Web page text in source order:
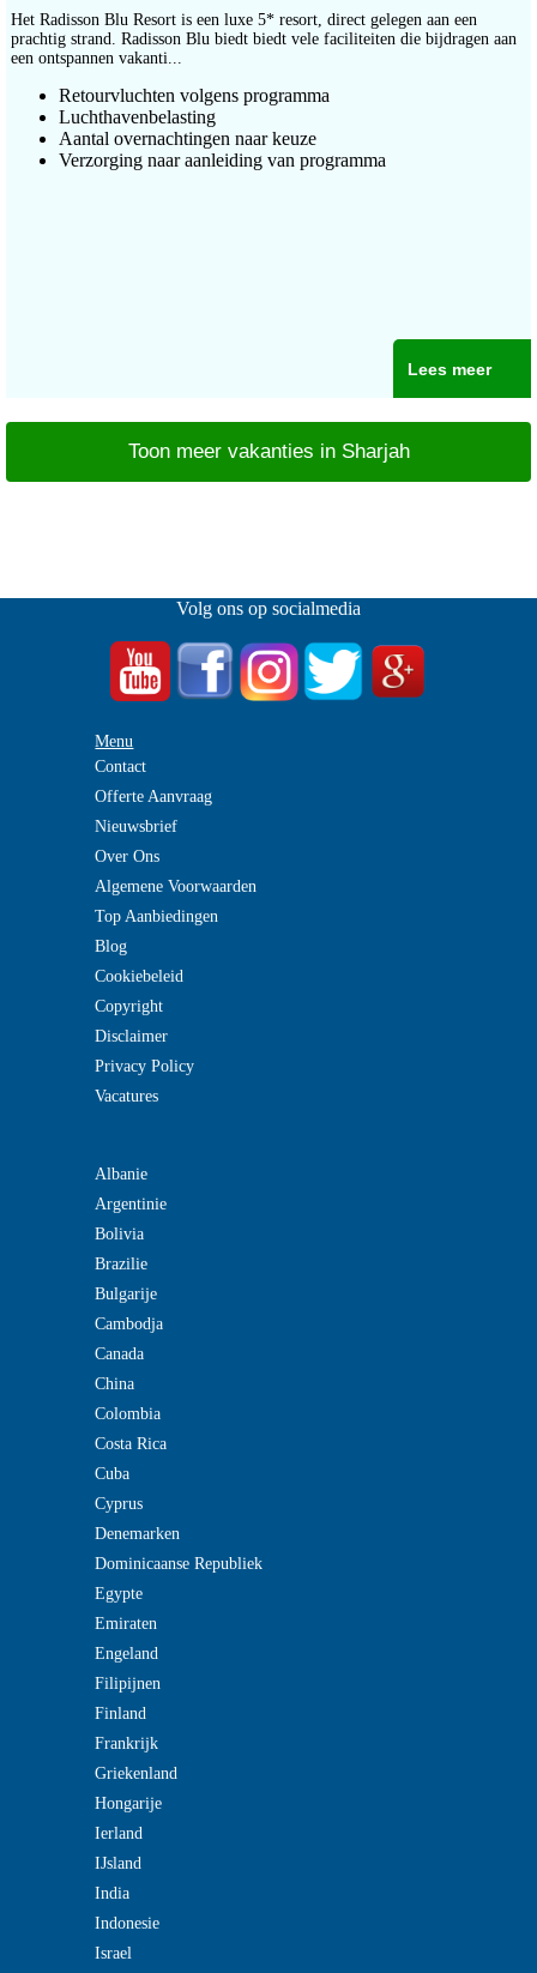
Het Radisson Blu Resort is een luxe 5* resort, direct gelegen aan een
prachtig strand. Radisson Blu biedt biedt vele faciliteiten die bijdragen aan
een ontspannen vakanti...
Retourvluchten volgens programma
Luchthavenbelasting
Aantal overnachtingen naar keuze
Verzorging naar aanleiding van programma
Lees meer
Toon meer vakanties in Sharjah
Volg ons op socialmedia
Menu
Contact
Offerte Aanvraag
Nieuwsbrief
Over Ons
Algemene Voorwaarden
Top Aanbiedingen
Blog
Cookiebeleid
Copyright
Disclaimer
Privacy Policy
Vacatures
Albanie
Argentinie
Bolivia
Brazilie
Bulgarije
Cambodja
Canada
China
Colombia
Costa Rica
Cuba
Cyprus
Denemarken
Dominicaanse Republiek
Egypte
Emiraten
Engeland
Filipijnen
Finland
Frankrijk
Griekenland
Hongarije
Ierland
IJsland
India
Indonesie
Israel